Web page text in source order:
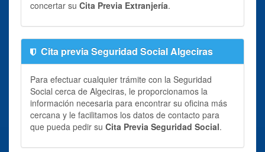
concertar su Cita Previa Extranjería.
Cita previa Seguridad Social Algeciras
Para efectuar cualquier trámite con la Seguridad
Social cerca de Algeciras, le proporcionamos la
información necesaria para encontrar su oficina más
cercana y le facilitamos los datos de contacto para
que pueda pedir su Cita Previa Seguridad Social.